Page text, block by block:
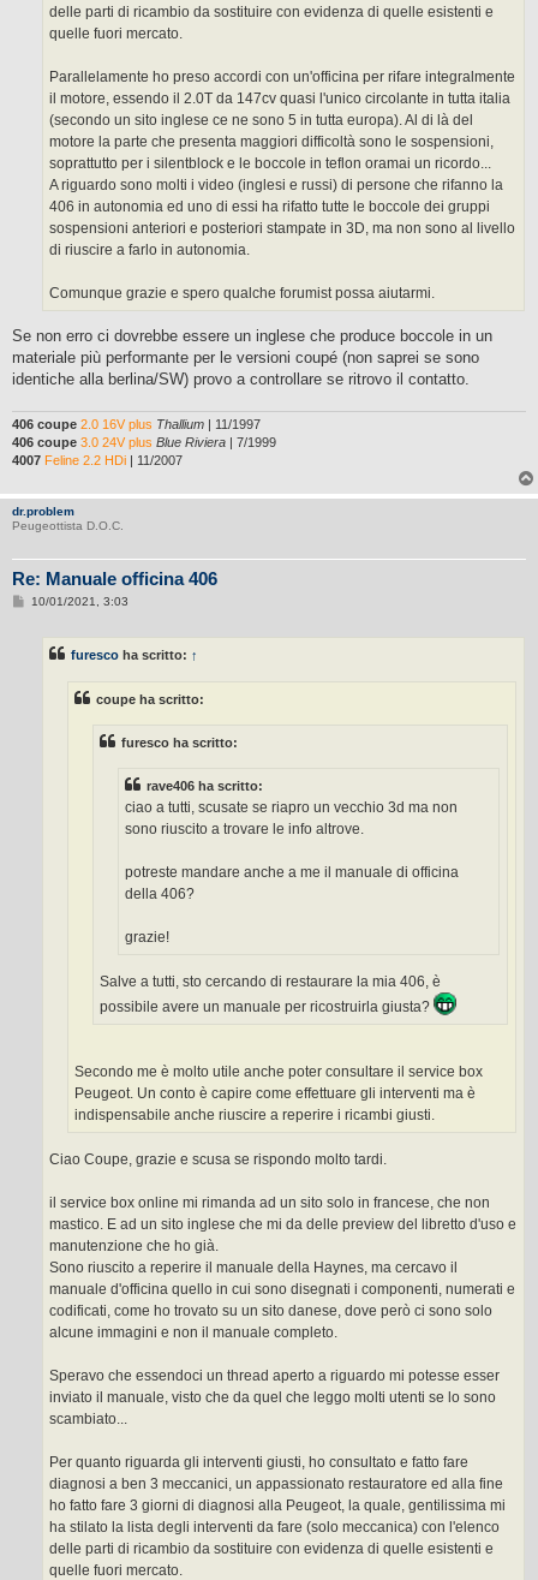
delle parti di ricambio da sostituire con evidenza di quelle esistenti e
quelle fuori mercato.
Parallelamente ho preso accordi con un'officina per rifare integralmente
il motore, essendo il 2.0T da 147cv quasi l'unico circolante in tutta italia
(secondo un sito inglese ce ne sono 5 in tutta europa). Al di là del
motore la parte che presenta maggiori difficoltà sono le sospensioni,
soprattutto per i silentblock e le boccole in teflon oramai un ricordo...
A riguardo sono molti i video (inglesi e russi) di persone che rifanno la
406 in autonomia ed uno di essi ha rifatto tutte le boccole dei gruppi
sospensioni anteriori e posteriori stampate in 3D, ma non sono al livello
di riuscire a farlo in autonomia.
Comunque grazie e spero qualche forumist possa aiutarmi.
Se non erro ci dovrebbe essere un inglese che produce boccole in un
materiale più performante per le versioni coupé (non saprei se sono
identiche alla berlina/SW) provo a controllare se ritrovo il contatto.
406 coupe 2.0 16V plus Thallium | 11/1997
406 coupe 3.0 24V plus Blue Riviera | 7/1999
4007 Feline 2.2 HDi | 11/2007
dr.problem
Peugeottista D.O.C.
Re: Manuale officina 406
M10/01/2021, 3:03
furesco ha scritto: ↑
coupe ha scritto:
furesco ha scritto:
rave406 ha scritto:
ciao a tutti, scusate se riapro un vecchio 3d ma non
sono riuscito a trovare le info altrove.
potreste mandare anche a me il manuale di officina
della 406?
grazie!
Salve a tutti, sto cercando di restaurare la mia 406, è
possibile avere un manuale per ricostruirla giusta?
Secondo me è molto utile anche poter consultare il service box
Peugeot. Un conto è capire come effettuare gli interventi ma è
indispensabile anche riuscire a reperire i ricambi giusti.
Ciao Coupe, grazie e scusa se rispondo molto tardi.
il service box online mi rimanda ad un sito solo in francese, che non
mastico. E ad un sito inglese che mi da delle preview del libretto d'uso e
manutenzione che ho già.
Sono riuscito a reperire il manuale della Haynes, ma cercavo il
manuale d'officina quello in cui sono disegnati i componenti, numerati e
codificati, come ho trovato su un sito danese, dove però ci sono solo
alcune immagini e non il manuale completo.
Speravo che essendoci un thread aperto a riguardo mi potesse esser
inviato il manuale, visto che da quel che leggo molti utenti se lo sono
scambiato...
Per quanto riguarda gli interventi giusti, ho consultato e fatto fare
diagnosi a ben 3 meccanici, un appassionato restauratore ed alla fine
ho fatto fare 3 giorni di diagnosi alla Peugeot, la quale, gentilissima mi
ha stilato la lista degli interventi da fare (solo meccanica) con l'elenco
delle parti di ricambio da sostituire con evidenza di quelle esistenti e
quelle fuori mercato.